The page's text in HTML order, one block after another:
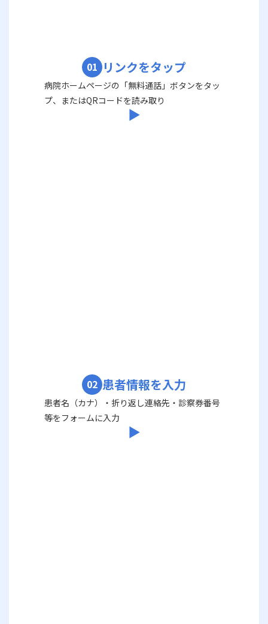
01 リンクをタップ
病院ホームページの「無料通話」ボタンをタッ
プ、またはQRコードを読み取り
02 患者情報を入力
患者名（カナ）・折り返し連絡先・診察券番号
等をフォームに入力